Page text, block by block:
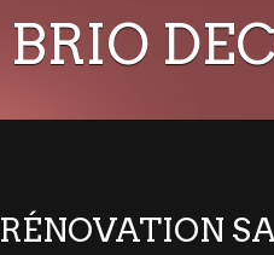
BRIO
RÉNOVATION